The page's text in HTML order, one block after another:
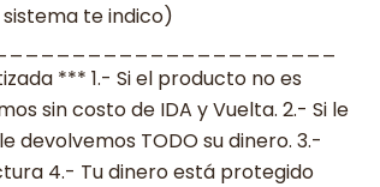
te indico)
*** 1.- Si el producto no es
sin costo de IDA y Vuelta. 2.- Si le
devolvemos TODO su dinero. 3.-
4.- Tu dinero está protegido